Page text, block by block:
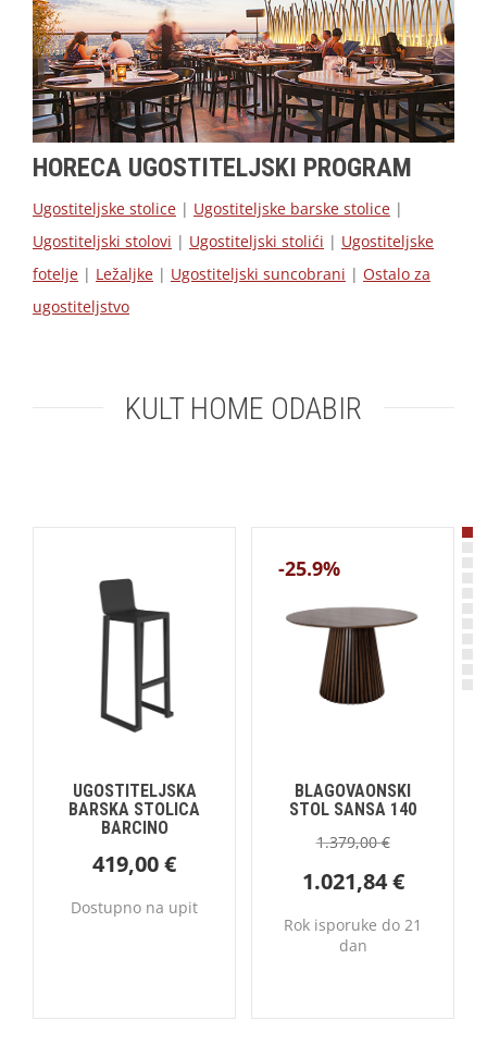
HORECA UGOSTITELJSKI PROGRAM
Ugostiteljske stolice | Ugostiteljske barske stolice |
Ugostiteljski stolovi | Ugostiteljski stolići | Ugostiteljske
fotelje | Ležaljke | Ugostiteljski suncobrani | Ostalo za
ugostiteljstvo
KULT HOME ODABIR
UGOSTITELJSKA
BARSKA STOLICA
BARCINO
419,00€
Dostupno na upit
-25.9%
BLAGOVAONSKI
STOL SANSA 140
1.379,00€
1.021,84€
Rok isporuke do 21
dan